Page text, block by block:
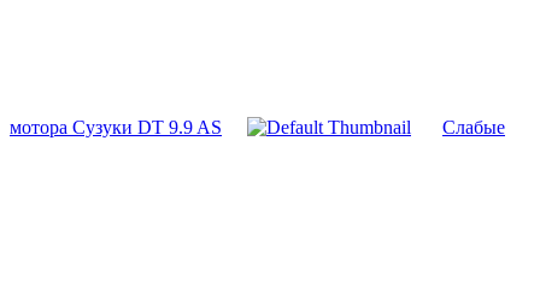
мотора Сузуки DT 9.9 AS Слабые